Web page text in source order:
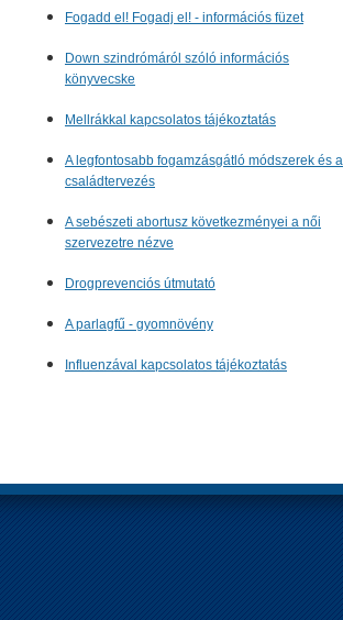
Fogadd el! Fogadj el! - információs füzet
Down szindrómáról szóló információs
könyvecske
Mellrákkal kapcsolatos tájékoztatás
A legfontosabb fogamzásgátló módszerek és a
családtervezés
A sebészeti abortusz következményei a női
szervezetre nézve
Drogprevenciós útmutató
A parlagfű - gyomnövény
Influenzával kapcsolatos tájékoztatás